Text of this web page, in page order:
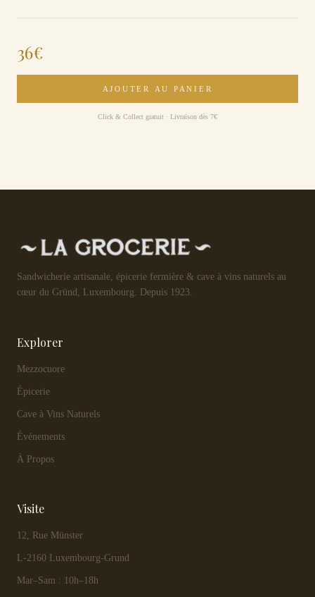
36€
AJOUTER AU PANIER
Click & Collect gratuit · Livraison dès 7€
Sandwicherie artisanale, épicerie fermière & cave à vins naturels au
cœur du Gründ, Luxembourg. Depuis 1923.
Explorer
Mezzocuore
Épicerie
Cave à Vins Naturels
Événements
À Propos
Visite
12, Rue Münster
L-2160 Luxembourg-Grund
Mar–Sam : 10h–18h